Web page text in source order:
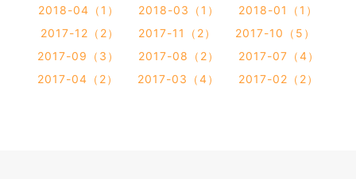
2018-04（1）
2018-03（1）
2018-01（1）
2017-12（2）
2017-11（2）
2017-10（5）
2017-09（3）
2017-08（2）
2017-07（4）
2017-04（2）
2017-03（4） 2017-02（2）